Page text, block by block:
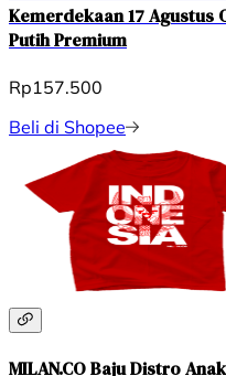
Kemerdekaan 17 Agustus
Putih Premium
Rp157.500
Beli di Shopee
MILAN.CO Baju Distro